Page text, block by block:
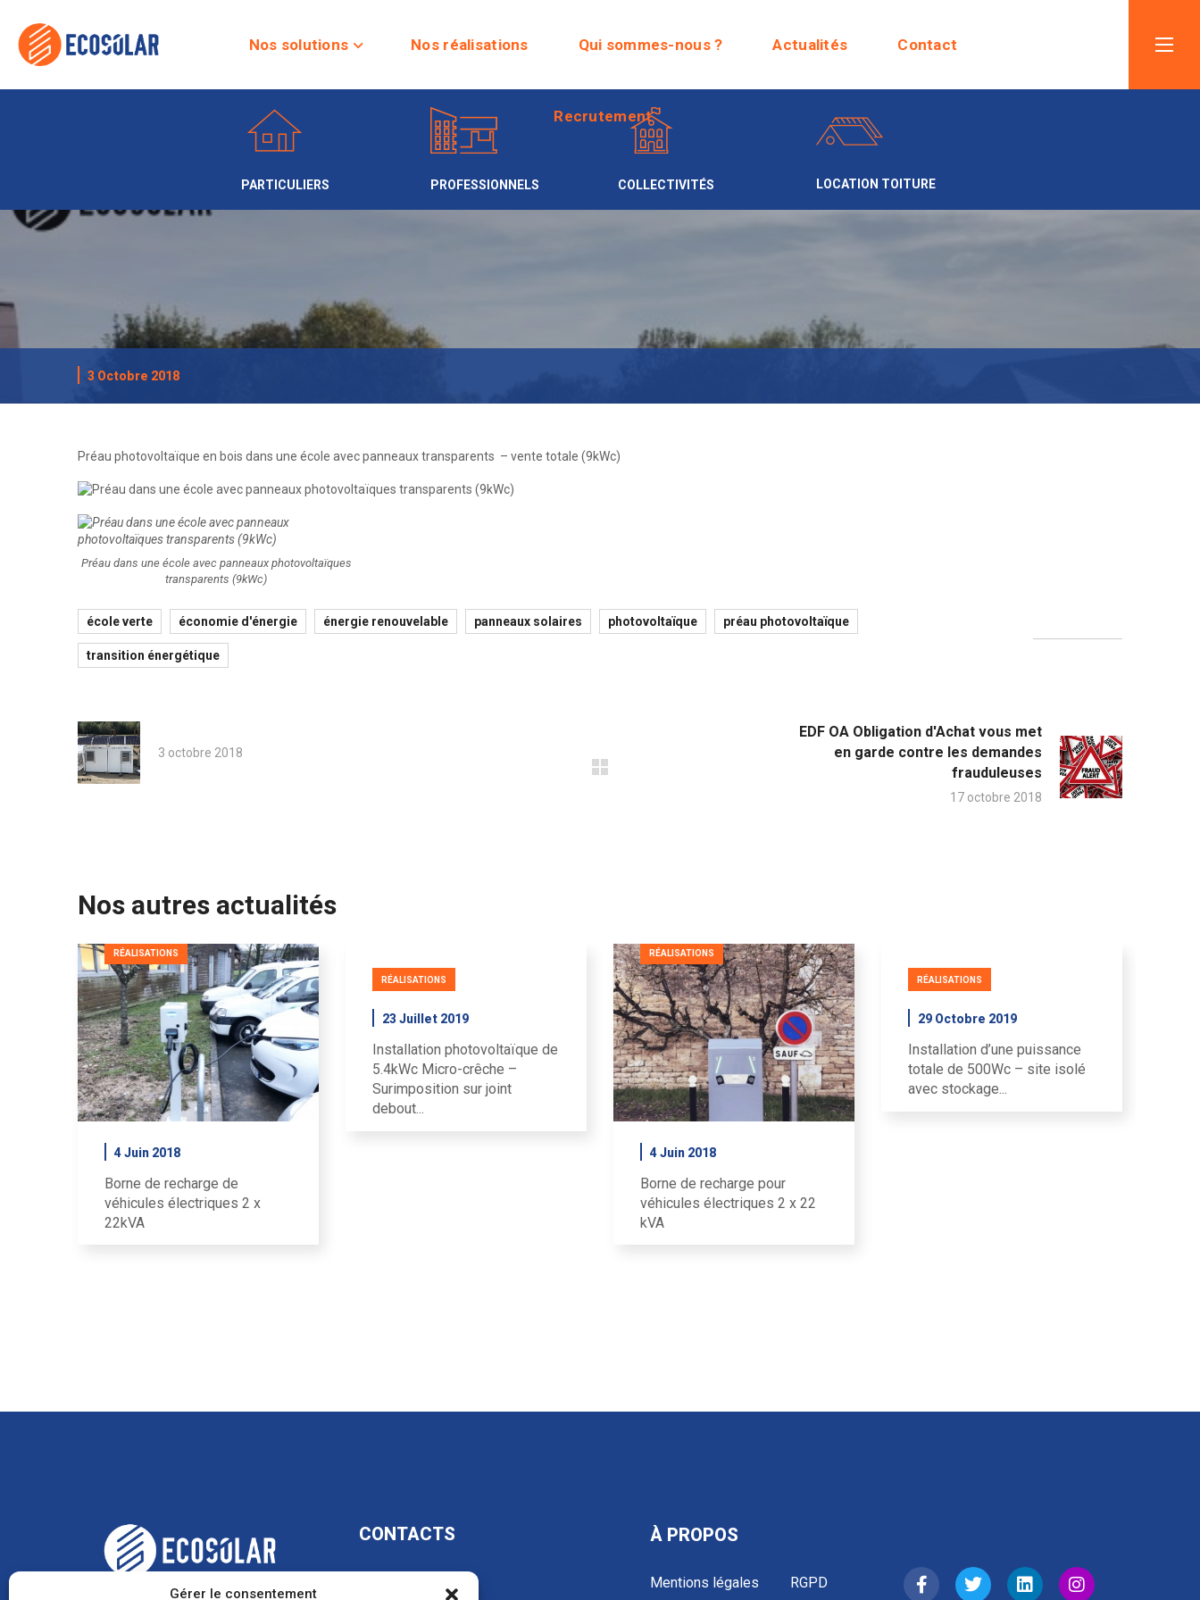
Gérer le consentement
Nos solutions Nos réalisations Qui sommes-nous ? Actualités Contact
Recrutement
PARTICULIERS PROFESSIONNELS COLLECTIVITÉS LOCATION TOITURE
3 Octobre 2018
Préau photovoltaïque en bois dans une école avec panneaux transparents – vente totale (9kWc)
Préau dans une école avec panneaux photovoltaïques
transparents (9kWc)
école verte économie d'énergie énergie renouvelable panneaux solaires photovoltaïque préau photovoltaïque
transition énergétique
3 octobre 2018
EDF OA Obligation d'Achat vous met
en garde contre les demandes
frauduleuses
17 octobre 2018
Nos autres actualités
RÉALISATIONS
4 Juin 2018
Borne de recharge de
véhicules électriques 2 x
22kVA
RÉALISATIONS
23 Juillet 2019
Installation photovoltaïque de
5.4kWc Micro-crêche –
Surimposition sur joint
debout...
RÉALISATIONS
4 Juin 2018
Borne de recharge pour
véhicules électriques 2 x 22
kVA
RÉALISATIONS
29 Octobre 2019
Installation d’une puissance
totale de 500Wc – site isolé
avec stockage...
CONTACTS À PROPOS
Mentions légales RGPD